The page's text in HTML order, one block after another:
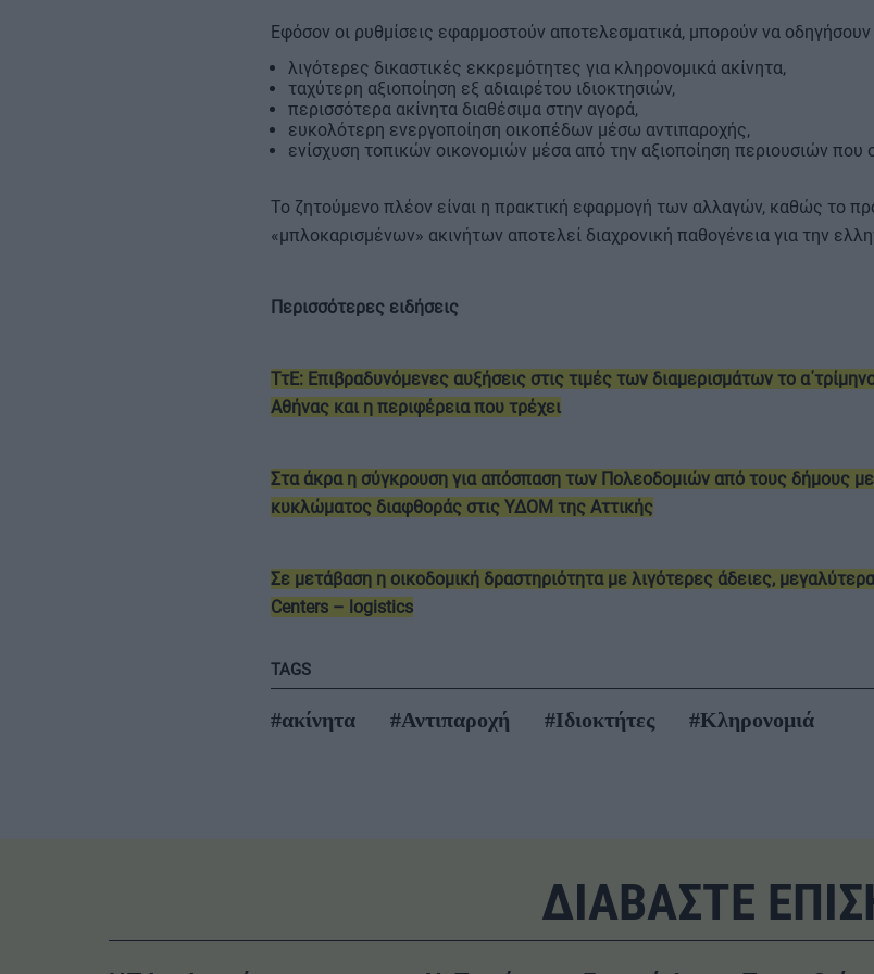
Εφόσον οι ρυθμίσεις εφαρμοστούν αποτελεσματικά, μπορούν να οδηγήσουν
λιγότερες δικαστικές εκκρεμότητες για κληρονομικά ακίνητα,
ταχύτερη αξιοποίηση εξ αδιαιρέτου ιδιοκτησιών,
περισσότερα ακίνητα διαθέσιμα στην αγορά,
ευκολότερη ενεργοποίηση οικοπέδων μέσω αντιπαροχής,
ενίσχυση τοπικών οικονομιών μέσα από την αξιοποίηση περιουσιών
Το ζητούμενο πλέον είναι η πρακτική εφαρμογή των αλλαγών, καθώς το
«μπλοκαρισμένων» ακινήτων αποτελεί διαχρονική παθογένεια για την
Περισσότερες ειδήσεις
ΤτΕ: Επιβραδυνόμενες αυξήσεις στις τιμές των διαμερισμάτων το
Αθήνας και η περιφέρεια που τρέχει
Στα άκρα η σύγκρουση για απόσπαση των Πολεοδομιών από τους δήμους
κυκλώματος διαφθοράς στις ΥΔΟΜ της Αττικής
Σε μετάβαση η οικοδομική δραστηριότητα με λιγότερες άδειες,
Centers – logistics
TAGS
#ακίνητα #Αντιπαροχή #Ιδιοκτήτες #Κληρονομιά
ΔΙΑΒΑΣΤΕ